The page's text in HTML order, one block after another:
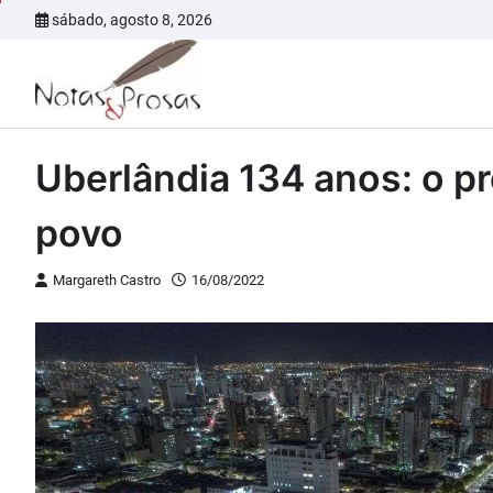
sábado, agosto 8, 2026
Uberlândia 134 anos: o
povo
Margareth Castro 16/08/2022